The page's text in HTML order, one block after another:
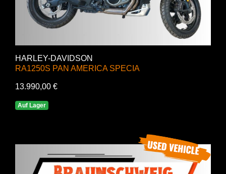
HARLEY-DAVIDSON
RA1250S PAN AMERICA SPECIA
13.990,00 €
Auf Lager